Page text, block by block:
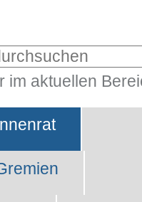
im aktuellen